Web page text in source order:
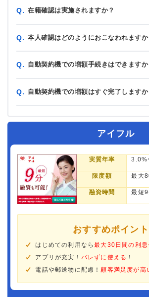
Q. 在籍確認は実施されますか？
Q. 本人確認はどのようにおこなわれますか
Q. 自動契約機での増額手続きはできますか
Q. 自動契約機での増額はすぐ完了しますか
アイフル
実質年率 3.0%
限度額 最大
融資時間 最短
おすすめポイント
はじめての利用なら最大30日間の利息
アプリが充実！ バレずに使える ！
電話や郵送物に配慮！ 顧客満足度が高